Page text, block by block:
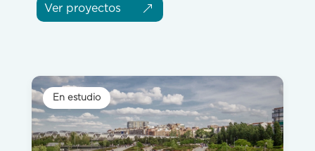
Ver proyectos
En estudio